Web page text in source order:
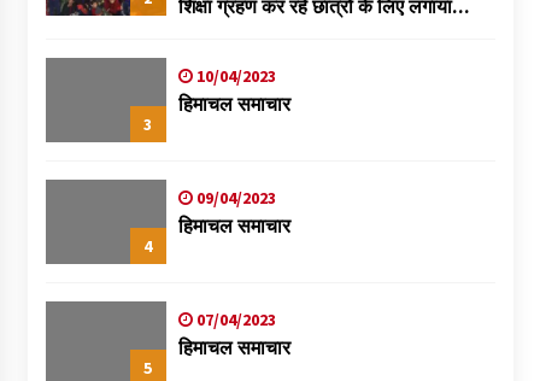
शिक्षा ग्रहण कर रहे छात्रों के लिए लगाया
3
10/04/2023
हिमाचल समाचार
4
09/04/2023
हिमाचल समाचार
5
07/04/2023
हिमाचल समाचार